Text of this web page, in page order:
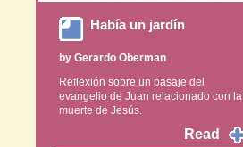
Había un jardín
by Gerardo Oberman
Reflexión sobre un pasaje del
evangelio de Juan relacionado con la
muerte de Jesús.
Read